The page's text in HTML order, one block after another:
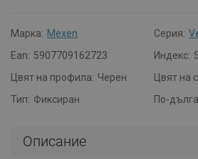
Марка: Mexen Серия:
Ean: 5907709162723 Индекс:
Цвят на профила: Черен Цвят на
Тип: Фиксиран По-
Описание